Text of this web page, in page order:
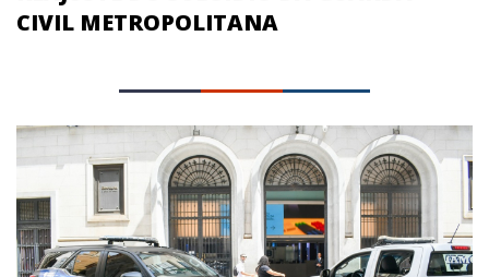
CIVIL METROPOLITANA